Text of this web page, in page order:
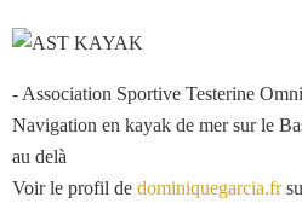
- Association Sportive Testerine
Navigation en kayak de mer sur le
au delà
Voir le profil de dominiquegarcia.fr